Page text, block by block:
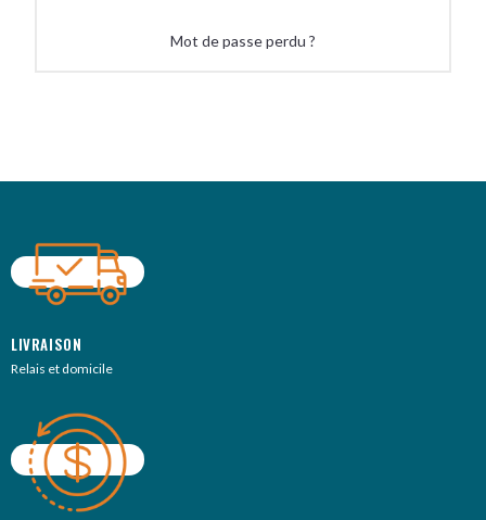
Mot de passe perdu ?
LIVRAISON
Relais et domicile